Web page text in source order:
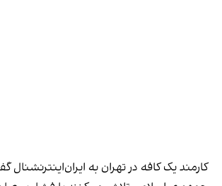
کارمند یک کافه در تهران به